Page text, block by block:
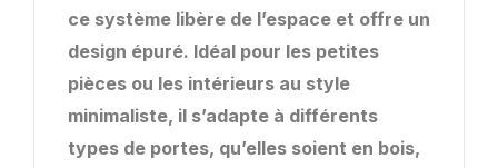
ce système libère de l’espace et offre un
design épuré. Idéal pour les petites
pièces ou les intérieurs au style
minimaliste, il s’adapte à différents
types de portes, qu’elles soient en bois,